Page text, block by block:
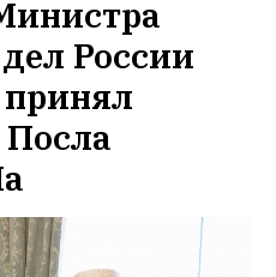
России
Посла